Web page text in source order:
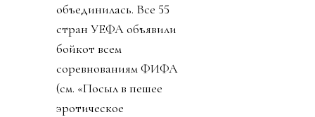
объединилась. Все 55
стран УЕФА объявили
бойкот всем
соревнованиям ФИФА
(см. «Посыл в пешее
эротическое